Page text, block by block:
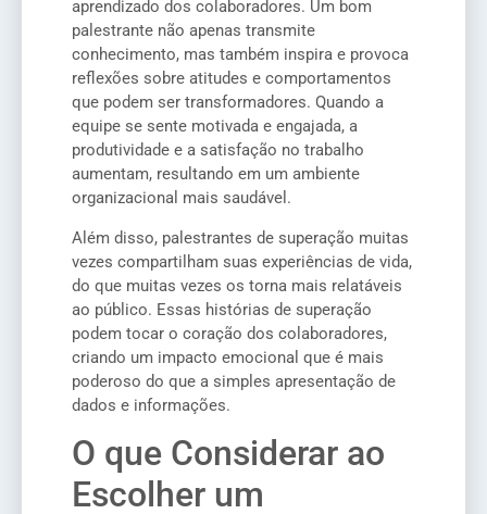
aprendizado dos colaboradores. Um bom
palestrante não apenas transmite
conhecimento, mas também inspira e provoca
reflexões sobre atitudes e comportamentos
que podem ser transformadores. Quando a
equipe se sente motivada e engajada, a
produtividade e a satisfação no trabalho
aumentam, resultando em um ambiente
organizacional mais saudável.
Além disso, palestrantes de superação muitas
vezes compartilham suas experiências de vida,
do que muitas vezes os torna mais relatáveis
ao público. Essas histórias de superação
podem tocar o coração dos colaboradores,
criando um impacto emocional que é mais
poderoso do que a simples apresentação de
dados e informações.
O que Considerar ao
Escolher um